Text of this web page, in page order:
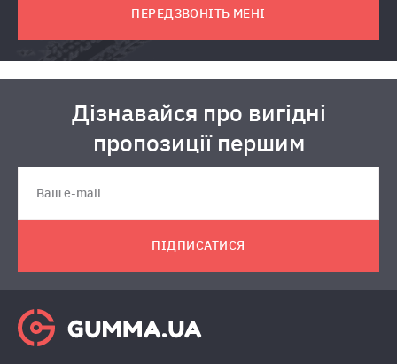
ПЕРЕДЗВОНІТЬ МЕНІ
Дізнавайся про вигідні
пропозиції першим
ПІДПИСАТИСЯ